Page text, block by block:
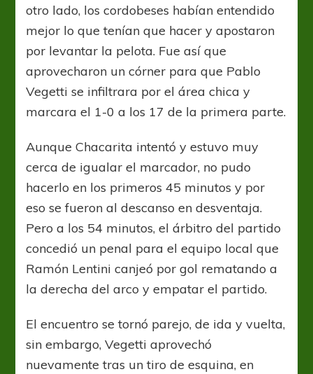
otro lado, los cordobeses habían entendido
mejor lo que tenían que hacer y apostaron
por levantar la pelota. Fue así que
aprovecharon un córner para que Pablo
Vegetti se infiltrara por el área chica y
marcara el 1-0 a los 17 de la primera parte.
Aunque Chacarita intentó y estuvo muy
cerca de igualar el marcador, no pudo
hacerlo en los primeros 45 minutos y por
eso se fueron al descanso en desventaja.
Pero a los 54 minutos, el árbitro del partido
concedió un penal para el equipo local que
Ramón Lentini canjeó por gol rematando a
la derecha del arco y empatar el partido.
El encuentro se tornó parejo, de ida y vuelta,
sin embargo, Vegetti aprovechó
nuevamente tras un tiro de esquina, en